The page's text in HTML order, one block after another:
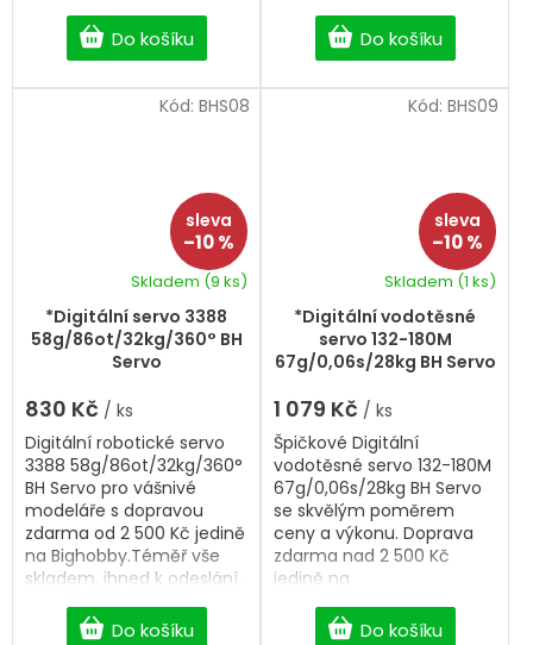
Do košíku Do košíku
–10 %
*Digitální servo 3388
58g/86ot/32kg/360° BH
Servo
Skladem (9 ks)
830 Kč / ks
Do košíku
Digitální robotické servo
3388 58g/86ot/32kg/360°
BH Servo pro vášnivé
modeláře s dopravou
zdarma od 2 500 Kč jedině
na Bighobby.Téměř vše
skladem, ihned k odeslání.
Kód: BHS08
–10 %
*Digitální vodotěsné
servo 132-180M
67g/0,06s/28kg BH Servo
Skladem (1 ks)
1 079 Kč / ks
Do košíku
Špičkové Digitální
vodotěsné servo 132-180M
67g/0,06s/28kg BH Servo
se skvělým poměrem
ceny a výkonu. Doprava
zdarma nad 2 500 Kč
jedině na
BigHobby. Robotické,
vodotěsné servo.
Kód: BHS09